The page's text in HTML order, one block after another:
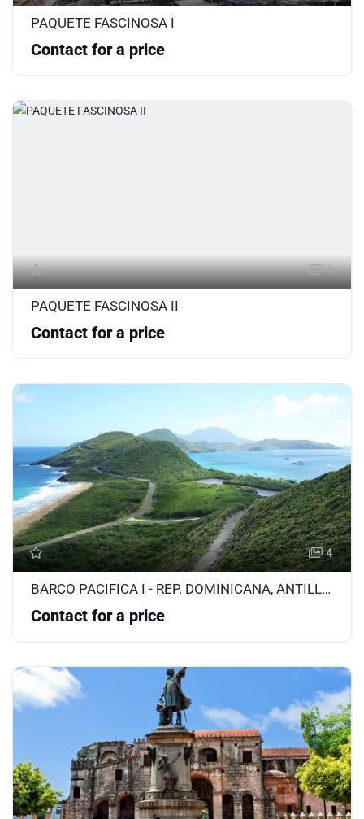
PAQUETE FASCINOSA I
Contact for a price
4
PAQUETE FASCINOSA II
Contact for a price
4
BARCO PACIFICA I - REP. DOMINICANA, ANTILLAS, ISLAS VÍRGENES
Contact for a price